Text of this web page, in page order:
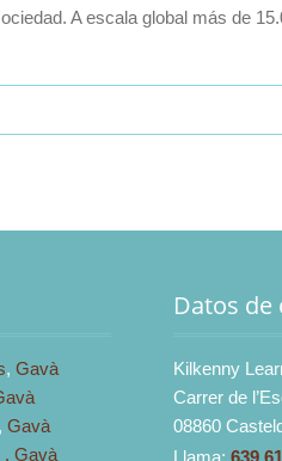
A escala global más de
,Gavà
,Gavà
,Gavà
Datos de
Kilkenny
Carrer de
08860
Llama: 639